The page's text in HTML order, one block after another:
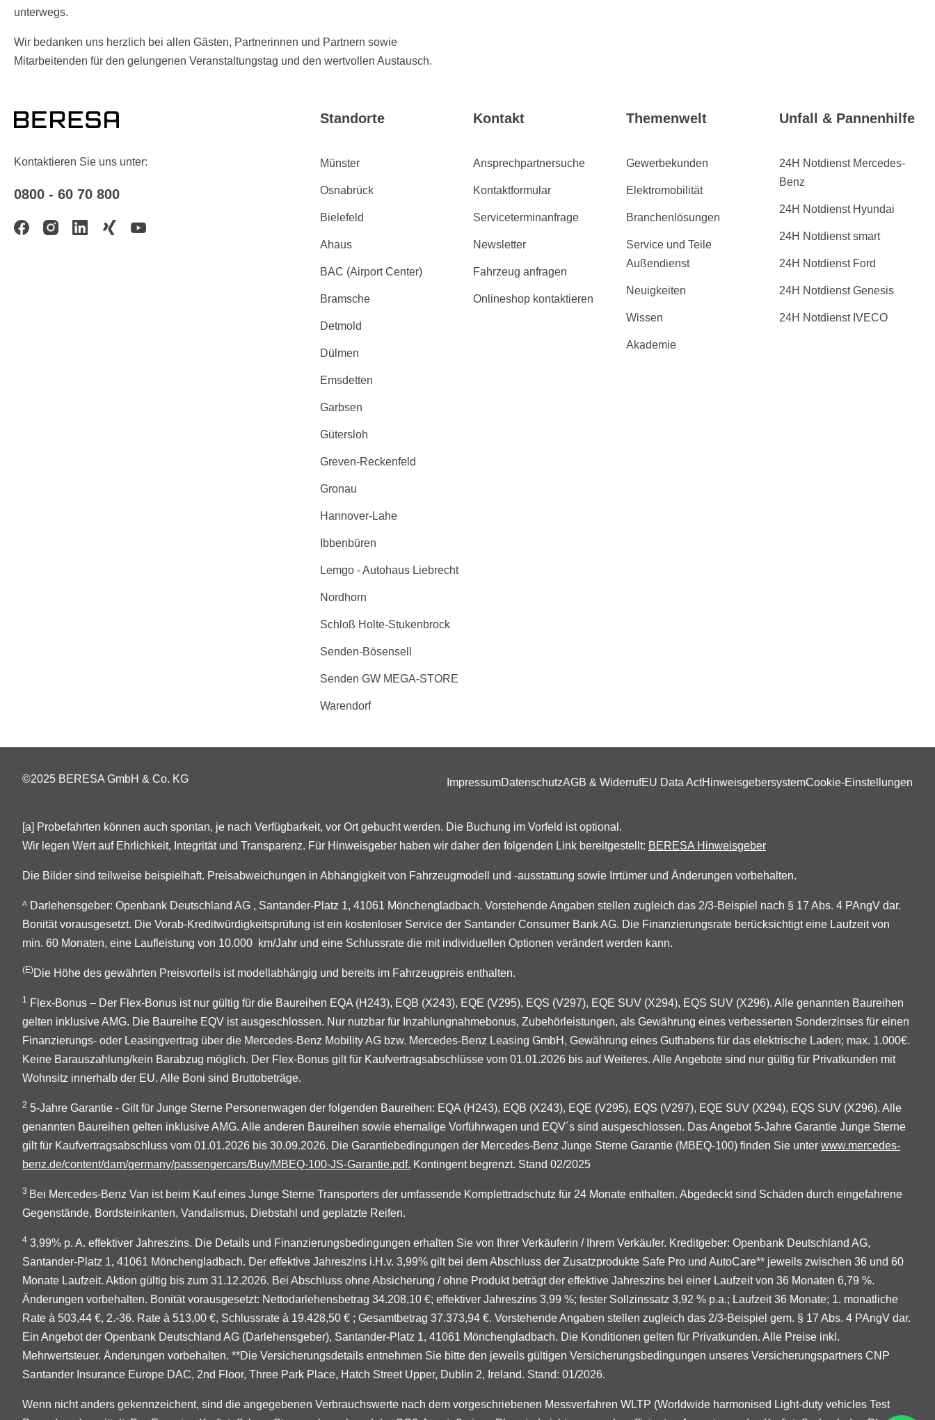
unterwegs.
Wir bedanken uns herzlich bei allen Gästen, Partnerinnen und Partnern sowie
Mitarbeitenden für den gelungenen Veranstaltungstag und den wertvollen Austausch.
Kontaktieren Sie uns unter:
0800 - 60 70 800
Standorte
Münster
Osnabrück
Bielefeld
Ahaus
BAC (Airport Center)
Bramsche
Detmold
Dülmen
Emsdetten
Garbsen
Gütersloh
Greven-Reckenfeld
Gronau
Hannover-Lahe
Ibbenbüren
Lemgo - Autohaus Liebrecht
Nordhorn
Schloß Holte-Stukenbrock
Senden-Bösensell
Senden GW MEGA-STORE
Warendorf
Kontakt
Ansprechpartnersuche
Kontaktformular
Serviceterminanfrage
Newsletter
Fahrzeug anfragen
Onlineshop kontaktieren
Themenwelt
Gewerbekunden
Elektromobilität
Branchenlösungen
Service und Teile
Außendienst
Neuigkeiten
Wissen
Akademie
Unfall & Pannenhilfe
24H Notdienst Mercedes-
Benz
24H Notdienst Hyundai
24H Notdienst smart
24H Notdienst Ford
24H Notdienst Genesis
24H Notdienst IVECO
©2025 BERESA GmbH & Co. KG ImpressumDatenschutzAGB & WiderrufEU Data ActHinweisgebersystemCookie-Einstellungen
[a] Probefahrten können auch spontan, je nach Verfügbarkeit, vor Ort gebucht werden. Die Buchung im Vorfeld ist optional.
Wir legen Wert auf Ehrlichkeit, Integrität und Transparenz. Für Hinweisgeber haben wir daher den folgenden Link bereitgestellt: BERESA Hinweisgeber
Die Bilder sind teilweise beispielhaft. Preisabweichungen in Abhängigkeit von Fahrzeugmodell und -ausstattung sowie Irrtümer und Änderungen vorbehalten.
A
Darlehensgeber: Openbank Deutschland AG , Santander-Platz 1, 41061 Mönchengladbach. Vorstehende Angaben stellen zugleich das 2/3-Beispiel nach § 17 Abs. 4 PAngV dar.
Bonität vorausgesetzt. Die Vorab-Kreditwürdigkeitsprüfung ist ein kostenloser Service der Santander Consumer Bank AG. Die Finanzierungsrate berücksichtigt eine Laufzeit von
min. 60 Monaten, eine Laufleistung von 10.000 km/Jahr und eine Schlussrate die mit individuellen Optionen verändert werden kann.
(E)Die Höhe des gewährten Preisvorteils ist modellabhängig und bereits im Fahrzeugpreis enthalten.
1 Flex-Bonus – Der Flex-Bonus ist nur gültig für die Baureihen EQA (H243), EQB (X243), EQE (V295), EQS (V297), EQE SUV (X294), EQS SUV (X296). Alle genannten Baureihen
gelten inklusive AMG. Die Baureihe EQV ist ausgeschlossen. Nur nutzbar für Inzahlungnahmebonus, Zubehörleistungen, als Gewährung eines verbesserten Sonderzinses für einen
Finanzierungs- oder Leasingvertrag über die Mercedes-Benz Mobility AG bzw. Mercedes-Benz Leasing GmbH, Gewährung eines Guthabens für das elektrische Laden; max. 1.000€.
Keine Barauszahlung/kein Barabzug möglich. Der Flex-Bonus gilt für Kaufvertragsabschlüsse vom 01.01.2026 bis auf Weiteres. Alle Angebote sind nur gültig für Privatkunden mit
Wohnsitz innerhalb der EU. Alle Boni sind Bruttobeträge.
2 5-Jahre Garantie - Gilt für Junge Sterne Personenwagen der folgenden Baureihen: EQA (H243), EQB (X243), EQE (V295), EQS (V297), EQE SUV (X294), EQS SUV (X296). Alle
genannten Baureihen gelten inklusive AMG. Alle anderen Baureihen sowie ehemalige Vorführwagen und EQV´s sind ausgeschlossen. Das Angebot 5-Jahre Garantie Junge Sterne
gilt für Kaufvertragsabschluss vom 01.01.2026 bis 30.09.2026. Die Garantiebedingungen der Mercedes-Benz Junge Sterne Garantie (MBEQ-100) finden Sie unter www.mercedes-
benz.de/content/dam/germany/passengercars/Buy/MBEQ-100-JS-Garantie.pdf. Kontingent begrenzt. Stand 02/2025
3 Bei Mercedes-Benz Van ist beim Kauf eines Junge Sterne Transporters der umfassende Komplettradschutz für 24 Monate enthalten. Abgedeckt sind Schäden durch eingefahrene
Gegenstände, Bordsteinkanten, Vandalismus, Diebstahl und geplatzte Reifen.
4 3,99% p. A. effektiver Jahreszins. Die Details und Finanzierungsbedingungen erhalten Sie von Ihrer Verkäuferin / Ihrem Verkäufer. Kreditgeber: Openbank Deutschland AG,
Santander-Platz 1, 41061 Mönchengladbach. Der effektive Jahreszins i.H.v. 3,99% gilt bei dem Abschluss der Zusatzprodukte Safe Pro und AutoCare** jeweils zwischen 36 und 60
Monate Laufzeit. Aktion gültig bis zum 31.12.2026. Bei Abschluss ohne Absicherung / ohne Produkt beträgt der effektive Jahreszins bei einer Laufzeit von 36 Monaten 6,79 %.
Änderungen vorbehalten. Bonität vorausgesetzt: Nettodarlehensbetrag 34.208,10 €; effektiver Jahreszins 3,99 %; fester Sollzinssatz 3,92 % p.a.; Laufzeit 36 Monate; 1. monatliche
Rate à 503,44 €, 2.-36. Rate à 513,00 €, Schlussrate à 19.428,50 € ; Gesamtbetrag 37.373,94 €. Vorstehende Angaben stellen zugleich das 2/3-Beispiel gem. § 17 Abs. 4 PAngV dar.
Ein Angebot der Openbank Deutschland AG (Darlehensgeber), Santander-Platz 1, 41061 Mönchengladbach. Die Konditionen gelten für Privatkunden. Alle Preise inkl.
Mehrwertsteuer. Änderungen vorbehalten. **Die Versicherungsdetails entnehmen Sie bitte den jeweils gültigen Versicherungsbedingungen unseres Versicherungspartners CNP
Santander Insurance Europe DAC, 2nd Floor, Three Park Place, Hatch Street Upper, Dublin 2, Ireland. Stand: 01/2026.
Wenn nicht anders gekennzeichent, sind die angegebenen Verbrauchswerte nach dem vorgeschriebenen Messverfahren WLTP (Worldwide harmonised Light-duty vehicles Test